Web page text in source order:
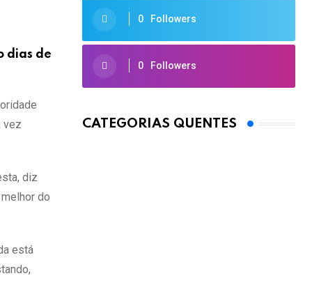
dias de
vez
diz
do
está
0 Followers
0 Followers
CATEGORIAS QUENTES